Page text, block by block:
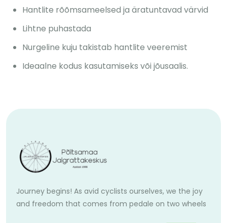
Hantlite rõõmsameelsed ja äratuntavad värvid
Lihtne puhastada
Nurgeline kuju takistab hantlite veeremist
Ideaalne kodus kasutamiseks või jõusaalis.
Journey begins! As avid cyclists ourselves, we the joy
and freedom that comes from pedale on two wheels